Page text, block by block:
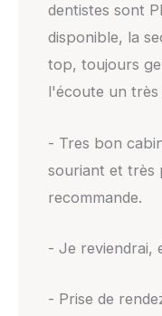
dentistes sont
disponible, la
top, toujours
l'écoute un
- Tres bon
souriant et très
recommande.
- Je reviendrai,
- Prise de